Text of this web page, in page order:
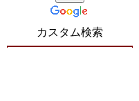
カスタム検索